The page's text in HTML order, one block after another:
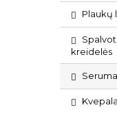
Plaukų
kreidelės